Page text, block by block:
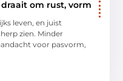
om rust, vorm
leven, en juist
zien. Minder
voor pasvorm,